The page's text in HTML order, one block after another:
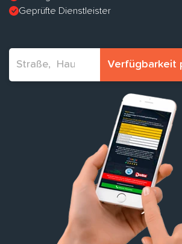
Geprüfte Dienstleister
Verfügbarkeit